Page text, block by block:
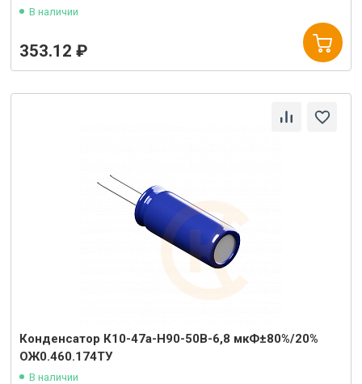
В наличии
353.12 ₽
Конденсатор К10-47а-Н90-50В-6,8 мкФ±80%/20%
ОЖ0.460.174ТУ
В наличии